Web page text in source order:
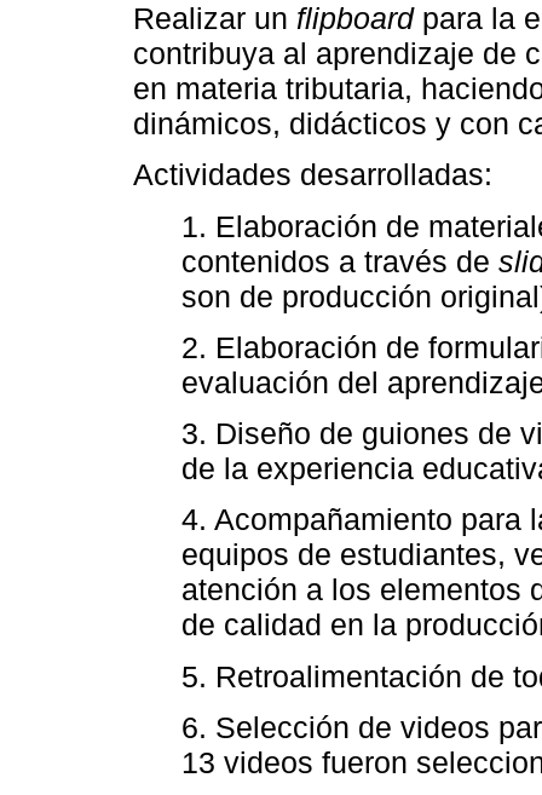
Realizar un flipboardpara la
contribuya al aprendizaje de
en materia tributaria,
dinámicos, didácticos y con
Actividades desarrolladas:
1. Elaboración de
contenidos a través de
son de producción
2. Elaboración de
evaluación del
3. Diseño de guiones de
de la experiencia
4. Acompañamiento para
equipos de estudiantes,
atención a los elementos
de calidad en la
5. Retroalimentación de
6. Selección de videos
13 videos fueron